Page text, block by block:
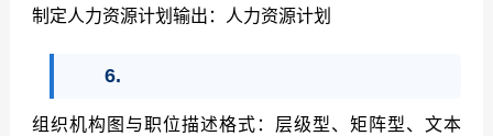
制定人力资源计划输出：人力资源计划
6.
组织机构图与职位描述格式：层级型、矩阵型、文本